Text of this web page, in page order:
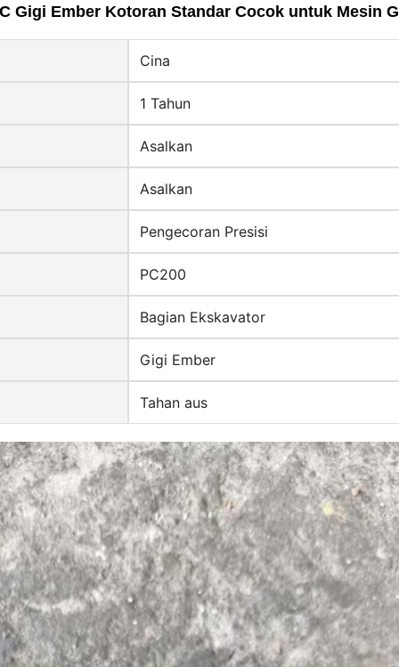
Gigi Ember Kotoran Standar Cocok untuk Mesin
Cina
1 Tahun
Asalkan
Asalkan
Pengecoran Presisi
PC200
Bagian Ekskavator
Gigi Ember
Tahan aus